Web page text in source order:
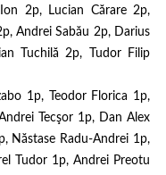
2p, Lucian Cărare 2p,
Andrei Sabău 2p, Darius
Tuchilă 2p, Tudor Filip
1p, Teodor Florica 1p,
Tecşor 1p, Dan Alex
Năstase Radu-Andrei 1p,
Tudor 1p, Andrei Preotu